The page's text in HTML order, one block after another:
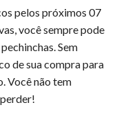
pelos próximos 07
você sempre pode
Sem
de sua compra para
Você não tem